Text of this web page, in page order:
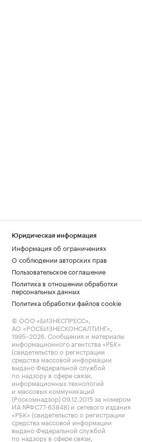
Юридическая информация
Информация об ограничениях
О соблюдении авторских прав
Пользовательское соглашение
Политика в отношении обработки
персональных данных
Политика обработки файлов cookie
© ООО «БИЗНЕСПРЕСС»,
АО «РОСБИЗНЕСКОНСАЛТИНГ»,
1995–2026. Сообщения и материалы
информационного агентства «РБК»
(свидетельство о регистрации
средства массовой информации
выдано Федеральной службой
по надзору в сфере связи,
информационных технологий
и массовых коммуникаций
(Роскомнадзор) 09.12.2015 за номером
ИА №ФС77-63848) и сетевого издания
«РБК» (свидетельство о регистрации
средства массовой информации
выдано Федеральной службой
по надзору в сфере связи,